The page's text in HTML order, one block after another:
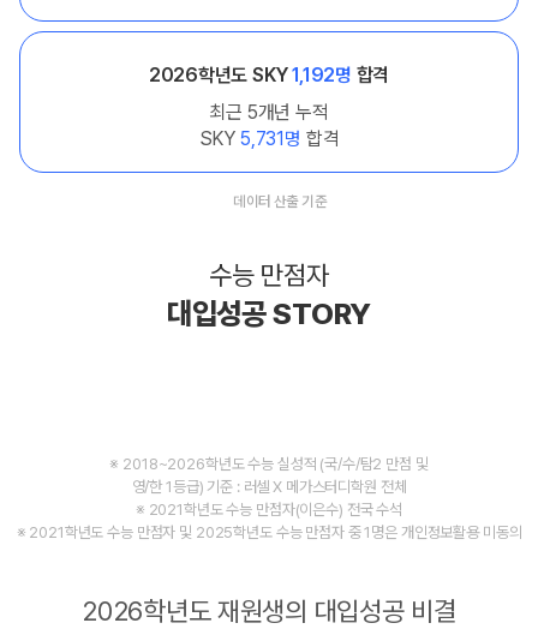
2026학년도 SKY1,192명 합격
최근 5개년 누적
SKY 5,731명 합격
데이터 산출 기준
수능 만점자
대입성공 STORY
※ 2018~2026학년도 수능 실성적 (국/수/탐2 만점 및
영/한 1등급) 기준 : 러셀 X 메가스터디학원 전체
※ 2021학년도 수능 만점자(이은수) 전국 수석
※ 2021학년도 수능 만점자 및 2025학년도 수능 만점자 중 1명은 개인정보활용 미동의
2026학년도 재원생의 대입성공 비결